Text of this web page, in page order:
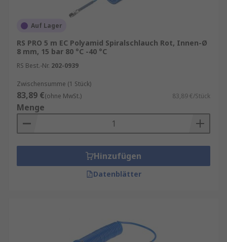
Auf Lager
RS PRO 5 m EC Polyamid Spiralschlauch Rot, Innen-Ø
8 mm, 15 bar 80 °C -40 °C
RS Best.-Nr. 202-0939
Zwischensumme (1 Stück)
83,89 €(ohne MwSt.) 83,89 €/Stück
Menge
Hinzufügen
Datenblätter